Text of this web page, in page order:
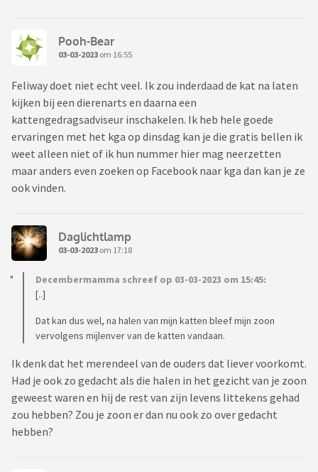
Pooh-Bear
03-03-2023 om 16:55
Feliway doet niet echt veel. Ik zou inderdaad de kat na laten
kijken bij een dierenarts en daarna een
kattengedragsadviseur inschakelen. Ik heb hele goede
ervaringen met het kga op dinsdag kan je die gratis bellen ik
weet alleen niet of ik hun nummer hier mag neerzetten
maar anders even zoeken op Facebook naar kga dan kan je ze
ook vinden.
Daglichtlamp
03-03-2023 om 17:18
Decembermamma schreef op 03-03-2023 om 15:45:
[..]
Dat kan dus wel, na halen van mijn katten bleef mijn zoon
vervolgens mijlenver van de katten vandaan.
Ik denk dat het merendeel van de ouders dat liever voorkomt.
Had je ook zo gedacht als die halen in het gezicht van je zoon
geweest waren en hij de rest van zijn levens littekens gehad
zou hebben? Zou je zoon er dan nu ook zo over gedacht
hebben?